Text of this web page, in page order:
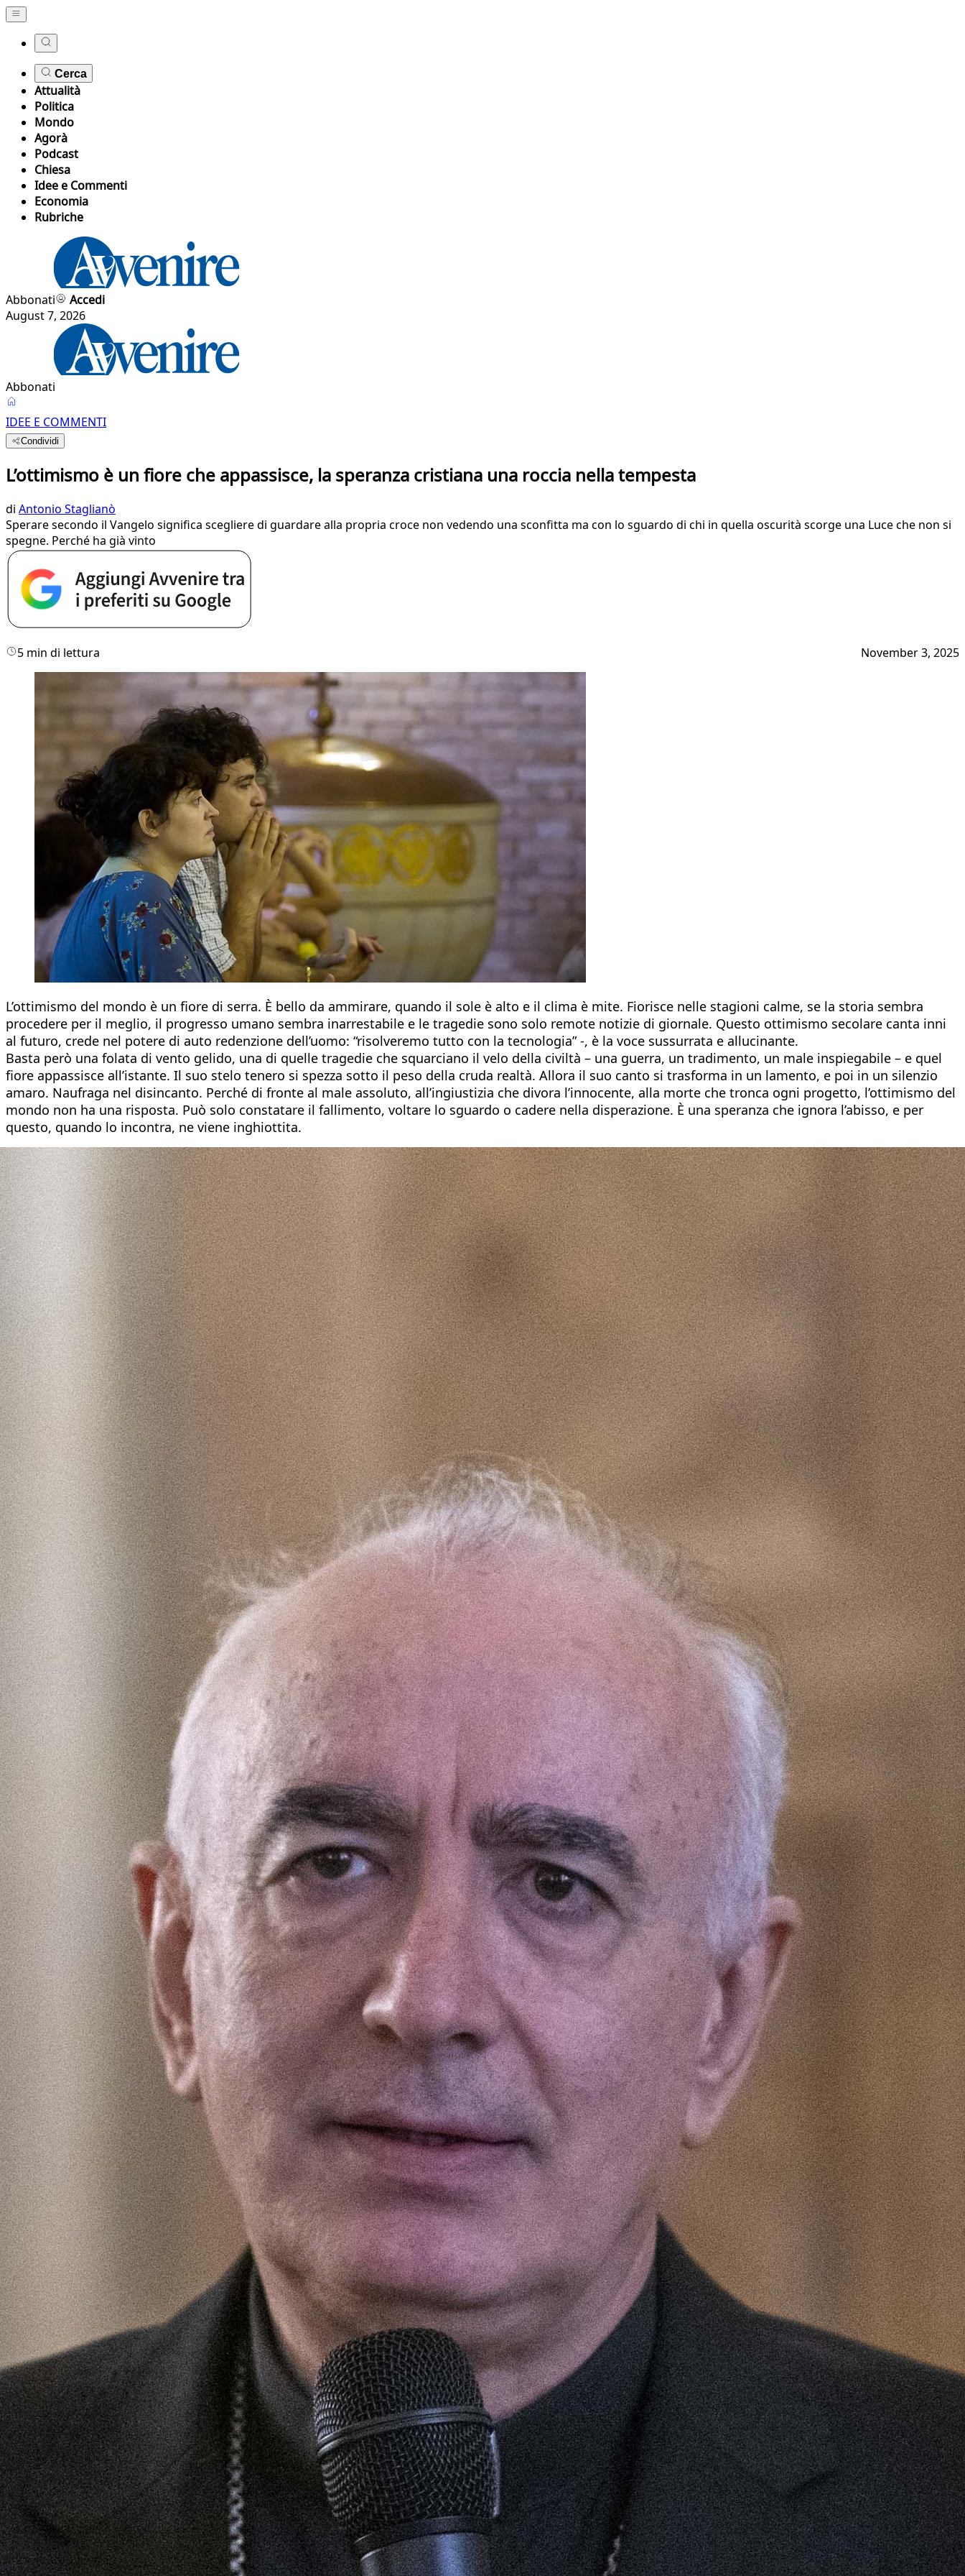
Cerca
Attualità
Politica
Mondo
Agorà
Podcast
Chiesa
Idee e Commenti
Economia
Rubriche
Abbonati
Accedi
August 7, 2026
Abbonati
IDEE E COMMENTI
Condividi
L’ottimismo è un fiore che appassisce, la speranza cristiana una roccia nella tempesta
di Antonio Staglianò
Sperare secondo il Vangelo significa scegliere di guardare alla propria croce non vedendo una sconfitta ma con lo sguardo di chi in quella oscurità scorge una Luce che non si
spegne. Perché ha già vinto
5 min di lettura November 3, 2025
L’ottimismo del mondo è un fiore di serra. È bello da ammirare, quando il sole è alto e il clima è mite. Fiorisce nelle stagioni calme, se la storia sembra
procedere per il meglio, il progresso umano sembra inarrestabile e le tragedie sono solo remote notizie di giornale. Questo ottimismo secolare canta inni
al futuro, crede nel potere di auto redenzione dell’uomo: “risolveremo tutto con la tecnologia” -, è la voce sussurrata e allucinante.
Basta però una folata di vento gelido, una di quelle tragedie che squarciano il velo della civiltà – una guerra, un tradimento, un male inspiegabile – e quel
fiore appassisce all’istante. Il suo stelo tenero si spezza sotto il peso della cruda realtà. Allora il suo canto si trasforma in un lamento, e poi in un silenzio
amaro. Naufraga nel disincanto. Perché di fronte al male assoluto, all’ingiustizia che divora l’innocente, alla morte che tronca ogni progetto, l’ottimismo del
mondo non ha una risposta. Può solo constatare il fallimento, voltare lo sguardo o cadere nella disperazione. È una speranza che ignora l’abisso, e per
questo, quando lo incontra, ne viene inghiottita.